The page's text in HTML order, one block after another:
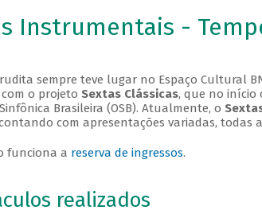
Instrumentais -
sempre teve lugar no Espaço Cultural
o projeto Sextas Clássicas, que no início
Brasileira (OSB). Atualmente, o
com apresentações variadas, todas
funciona a reserva de ingressos.
realizados